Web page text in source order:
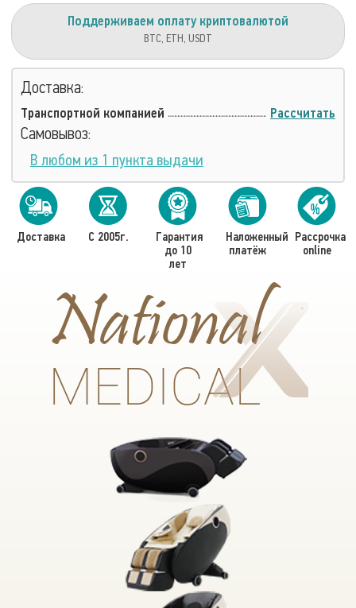
Поддерживаем оплату криптовалютой
BTC, ETH, USDT
Доставка:
Транспортной компанией Рассчитать
Самовывоз:
В любом из 1 пункта выдачи
Доставка С 2005г.
Гарантия
до 10
лет
Наложенный
платёж
Рассрочка
online
National
MEDICAL